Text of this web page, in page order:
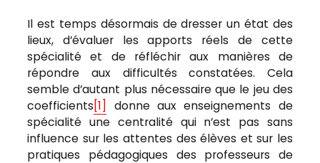
Il est temps désormais de dresser un état des
lieux, d’évaluer les apports réels de cette
spécialité et de réfléchir aux manières de
répondre aux difficultés constatées. Cela
semble d’autant plus nécessaire que le jeu des
coefficients[1]
donne aux enseignements de
spécialité une centralité qui n’est pas sans
influence sur les attentes des élèves et sur les
pratiques pédagogiques des professeurs de